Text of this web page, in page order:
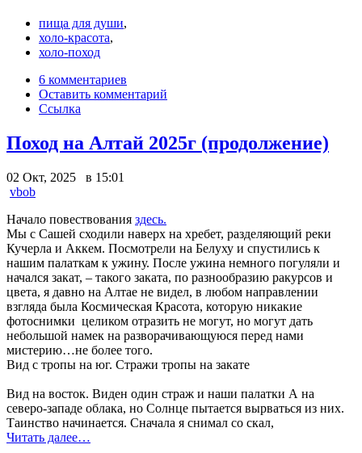
пища для души,
холо-красота,
холо-поход
6 комментариев
Оставить комментарий
Ссылка
Поход на Алтай 2025г (продолжение)
02 Окт, 2025 в 15:01
vbob
Начало повествования здесь.
Мы с Сашей сходили наверх на хребет, разделяющий реки
Кучерла и Аккем. Посмотрели на Белуху и спустились к
нашим палаткам к ужину. После ужина немного погуляли и
начался закат, – такого заката, по разнообразию ракурсов и
цвета, я давно на Алтае не видел, в любом направлении
взгляда была Космическая Красота, которую никакие
фотоснимки целиком отразить не могут, но могут дать
небольшой намек на разворачивающуюся перед нами
мистерию…не более того.
Вид с тропы на юг. Стражи тропы на закате
Вид на восток. Виден один страж и наши палатки А на
северо-западе облака, но Солнце пытается вырваться из них.
Таинство начинается. Сначала я снимал со скал,
Читать далее…